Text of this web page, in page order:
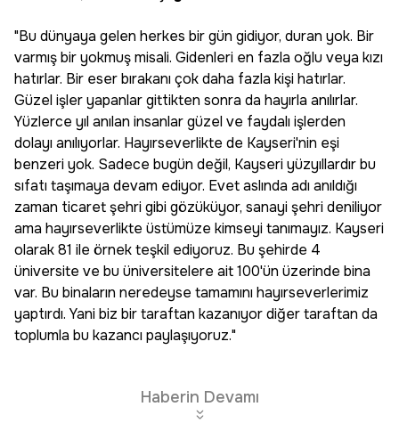
"Bu dünyaya gelen herkes bir gün gidiyor, duran yok. Bir
varmış bir yokmuş misali. Gidenleri en fazla oğlu veya kızı
hatırlar. Bir eser bırakanı çok daha fazla kişi hatırlar.
Güzel işler yapanlar gittikten sonra da hayırla anılırlar.
Yüzlerce yıl anılan insanlar güzel ve faydalı işlerden
dolayı anılıyorlar. Hayırseverlikte de Kayseri'nin eşi
benzeri yok. Sadece bugün değil, Kayseri yüzyıllardır bu
sıfatı taşımaya devam ediyor. Evet aslında adı anıldığı
zaman ticaret şehri gibi gözüküyor, sanayi şehri deniliyor
ama hayırseverlikte üstümüze kimseyi tanımayız. Kayseri
olarak 81 ile örnek teşkil ediyoruz. Bu şehirde 4
üniversite ve bu üniversitelere ait 100'ün üzerinde bina
var. Bu binaların neredeyse tamamını hayırseverlerimiz
yaptırdı. Yani biz bir taraftan kazanıyor diğer taraftan da
toplumla bu kazancı paylaşıyoruz."
Haberin Devamı